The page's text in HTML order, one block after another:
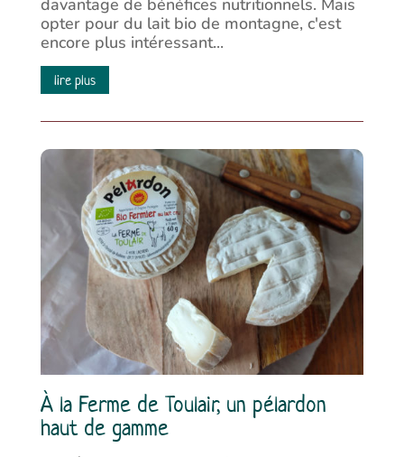
davantage de bénéfices nutritionnels. Mais
opter pour du lait bio de montagne, c'est
encore plus intéressant...
lire plus
À la Ferme de Toulair, un pélardon
haut de gamme